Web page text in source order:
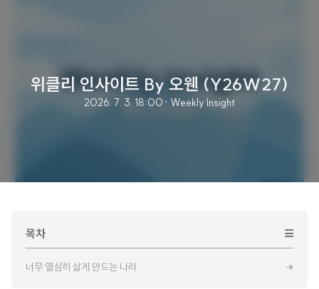
위클리 인사이트 By 오웬 (Y26W27)
2026. 7. 3. 18:00 · Weekly Insight
목차
너무 열심히 살게 만드는 나라